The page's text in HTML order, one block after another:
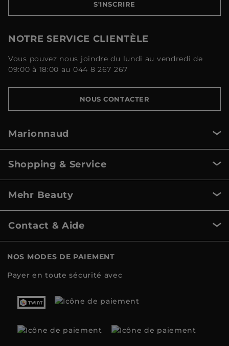
S'INSCRIRE
NOTRE SERVICE CLIENTÈLE
Vous pouvez nous joindre du lundi au vendredi de
09:00 à 18:00 au 044 8 267 267
NOUS CONTACTER
Marionnaud
Shopping & Service
Mehr Beauty
Contact & Aide
NOS MODES DE PAIEMENT
Payer en toute sécurité avec